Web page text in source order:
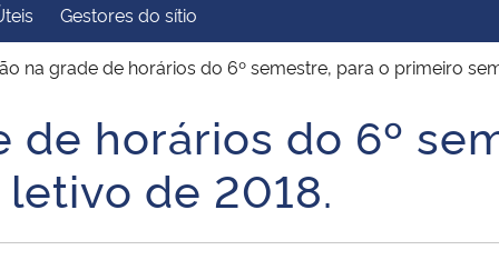
Ministério do
Desenvolvimento Regional
Advocacia-Geral da União Banco Central do Brasil
Gestores do sítio
na grade de horários do 6º semestre, para o primeiro
de horários do 6º
de 2018.